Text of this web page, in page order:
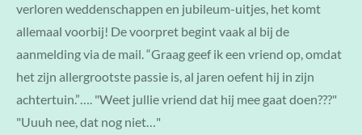
verloren weddenschappen en jubileum-uitjes, het komt
allemaal voorbij! De voorpret begint vaak al bij de
aanmelding via de mail. “Graag geef ik een vriend op, omdat
het zijn allergrootste passie is, al jaren oefent hij in zijn
achtertuin.”…. "Weet jullie vriend dat hij mee gaat doen???"
"Uuuh nee, dat nog niet…"